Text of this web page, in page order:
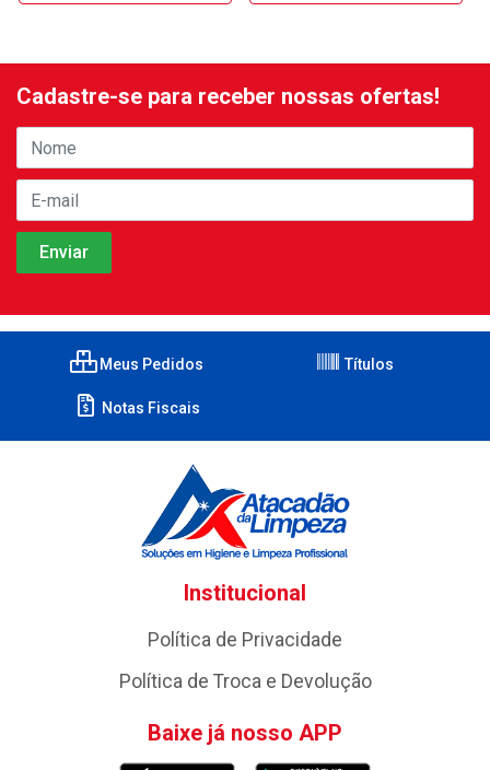
Cadastre-se para receber nossas ofertas!
Meus Pedidos Títulos
Notas Fiscais
Institucional
Política de Privacidade
Política de Troca e Devolução
Baixe já nosso APP